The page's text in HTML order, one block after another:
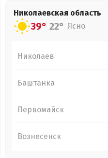
Николаевская область
39° 22° Ясно
Николаев
Баштанка
Первомайск
Вознесенск